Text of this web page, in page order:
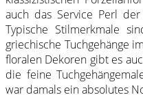
auch das Service Perl
Typische Stilmerkmale
griechische Tuchgehänge
floralen Dekoren gibt es
die feine
war damals ein absolutes